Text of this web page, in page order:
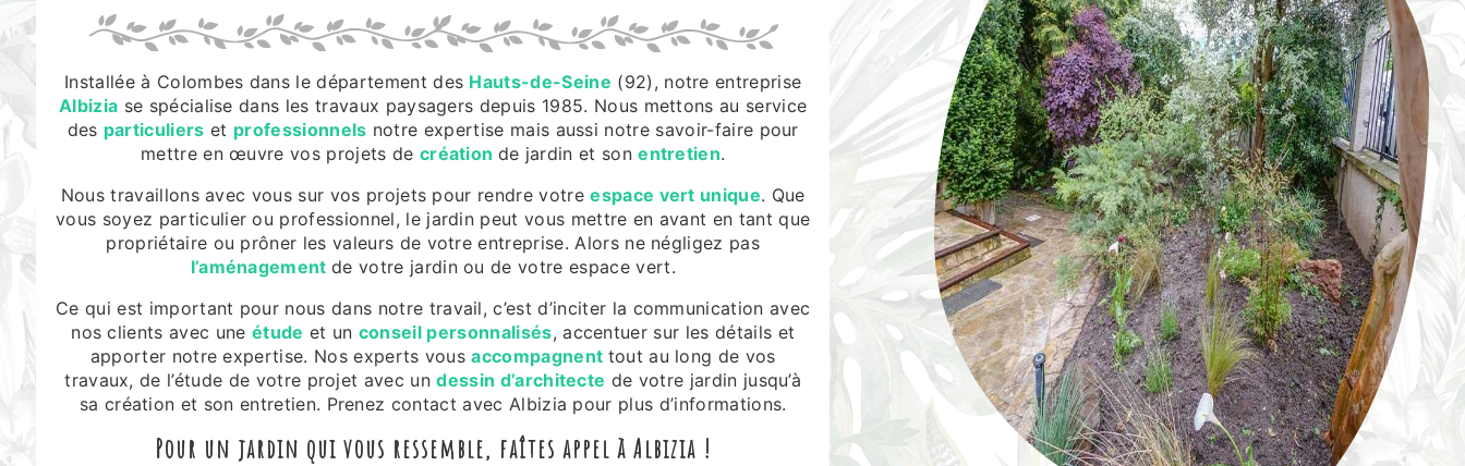
Installée à Colombes dans le département des Hauts-de-Seine (92), notre entreprise
Albizia se spécialise dans les travaux paysagers depuis 1985. Nous mettons au service
des particuliers et professionnels notre expertise mais aussi notre savoir-faire pour
mettre en œuvre vos projets de création de jardin et sonentretien.
Nous travaillons avec vous sur vos projets pour rendre votreespace vert unique. Que
vous soyez particulier ou professionnel, le jardin peut vous mettre en avant en tant que
propriétaire ou prôner les valeurs de votre entreprise. Alors ne négligez pas
l’aménagementde votre jardin ou de votre espace vert.
Ce qui est important pour nous dans notre travail, c’est d’inciter la communication avec
nos clients avec une étude et un conseil personnalisés, accentuer sur les détails et
apporter notre expertise. Nos experts vousaccompagnent tout au long de vos
travaux, de l’étude de votre projet avec undessin d’architecte de votre jardin jusqu’à
sa création et son entretien. Prenez contact avec Albizia pour plus d’informations.
Pour un jardin qui vous ressemble, faîtes appel à Albizia !